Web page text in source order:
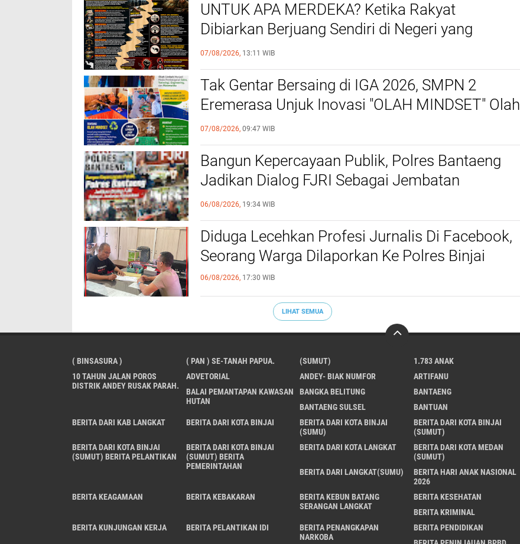
UNTUK APA MERDEKA? Ketika Rakyat
Dibiarkan Berjuang Sendiri di Negeri yang
Katanya Merdeka
07/08/2026, 13:11 WIB
Tak Gentar Bersaing di IGA 2026, SMPN 2
Eremerasa Unjuk Inovasi "OLAH MINDSET" Olah
Limbah Jadi Media Pembelajaran
07/08/2026, 09:47 WIB
Bangun Kepercayaan Publik, Polres Bantaeng
Jadikan Dialog FJRI Sebagai Jembatan
Komunikasi
06/08/2026, 19:34 WIB
Diduga Lecehkan Profesi Jurnalis Di Facebook,
Seorang Warga Dilaporkan Ke Polres Binjai
06/08/2026, 17:30 WIB
LIHAT SEMUA
( BINSASURA ) ( PAN ) SE-TANAH PAPUA. (SUMUT)
1.783 ANAK
10 TAHUN JALAN POROS
DISTRIK ANDEY RUSAK PARAH.
ADVETORIAL ANDEY- BIAK NUMFOR
ARTIFANU
BALAI PEMANTAPAN KAWASAN
HUTAN
BANGKA BELITUNG
BANTAENG
BANTAENG SULSEL
BANTUAN
BERITA DARI KAB LANGKAT
BERITA DARI KOTA BINJAI
BERITA DARI KOTA BINJAI
(SUMU)
BERITA DARI KOTA BINJAI
(SUMUT)
BERITA DARI KOTA BINJAI
(SUMUT) BERITA PELANTIKAN
BERITA DARI KOTA BINJAI
(SUMUT) BERITA
PEMERINTAHAN
BERITA DARI KOTA LANGKAT
BERITA DARI KOTA MEDAN
(SUMUT)
BERITA DARI LANGKAT(SUMU)
BERITA HARI ANAK NASIONAL
2026
BERITA KEAGAMAAN
BERITA KEBAKARAN
BERITA KEBUN BATANG
SERANGAN LANGKAT
BERITA KESEHATAN
BERITA KRIMINAL
BERITA KUNJUNGAN KERJA
BERITA PELANTIKAN IDI
BERITA PENANGKAPAN
NARKOBA
BERITA PENDIDIKAN